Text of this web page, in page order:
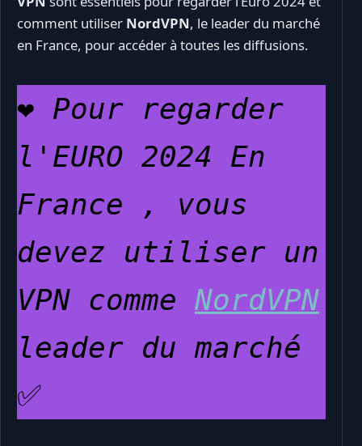
comment utiliser NordVPN, le leader du marché
en France, pour accéder à toutes les diffusions.
❤️ Pour regarder
l'EURO 2024 En
France , vous
devez utiliser un
VPN comme NordVPN
leader du marché
✅